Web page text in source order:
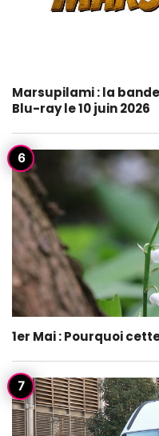
Marsupilami : la
Blu-ray le 10 juin 2026
1er Mai : Pourquoi